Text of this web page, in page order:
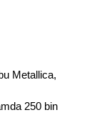
Metallica,
250 bin